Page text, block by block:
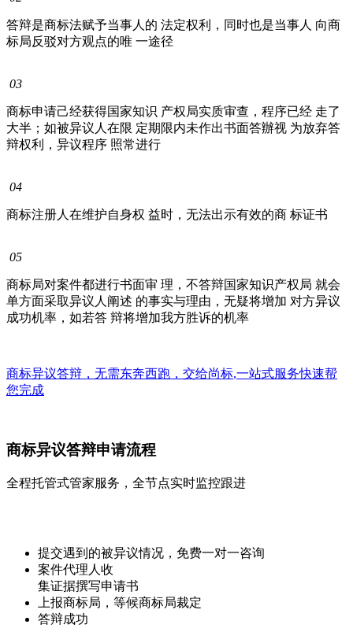
答辩是商标法赋予当事人的 法定权利，同时也是当事人 向商
标局反驳对方观点的唯 一途径
03
商标申请己经获得国家知识 产权局实质审查，程序已经 走了
大半；如被异议人在限 定期限内未作出书面答辦视 为放弃答
辩权利，异议程序 照常进行
04
商标注册人在维护自身权 益时，无法出示有效的商 标证书
05
商标局对案件都进行书面审 理，不答辩国家知识产权局 就会
单方面采取异议人阐述 的事实与理由，无疑将增加 对方异议
成功机率，如若答 辩将增加我方胜诉的机率
商标异议答辩，无需东奔西跑，交给尚标,一站式服务快速帮
您完成
商标异议答辩申请流程
全程托管式管家服务，全节点实时监控跟进
提交遇到的被异议情况，免费一对一咨询
案件代理人收
集证据撰写申请书
上报商标局，等候商标局裁定
答辩成功